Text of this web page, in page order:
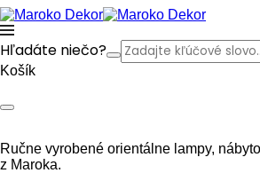
Hľadáte niečo?
Košík
Ručne vyrobené orientálne lampy,
z Maroka.